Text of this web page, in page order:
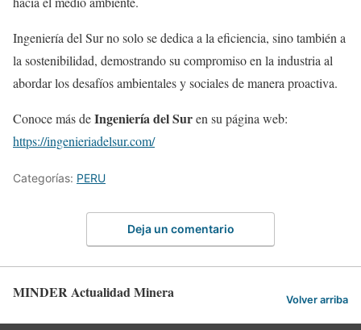
Ingeniería del Sur no solo se dedica a la eficiencia, sino también a
la sostenibilidad, demostrando su compromiso en la industria al
abordar los desafíos ambientales y sociales de manera proactiva.
Conoce más deIngeniería del Suren su página web:
https://ingenieriadelsur.com/
Categorías: PERU
Deja un comentario
MINDER Actualidad Minera Volver arriba